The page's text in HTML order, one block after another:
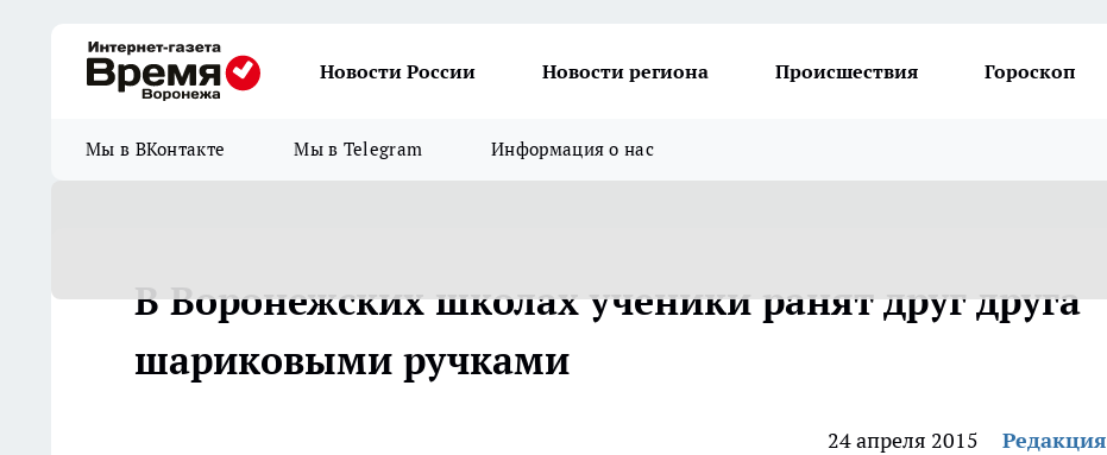
Новости России Новости региона Происшествия Гороскоп
Мы в ВКонтакте Мы в Telegram Информация о нас
В Воронежских школах ученики ранят друг друга
шариковыми ручками
24 апреля 2015
Редакция